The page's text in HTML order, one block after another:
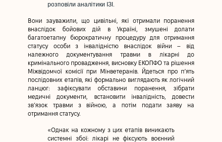
розповіли аналітики ІЗІ.
Вони зауважили, що цивільні, які отримали поранення
внаслідок бойових дій в Україні, змушені долати
багатоетапну бюрократичну процедуру для отримання
статусу особи з інвалідністю внаслідок війни – від
належного документування травми в лікарні до
кримінального провадження, висновку ЕКОПФО та рішення
Міжвідомчої комісії при Мінветеранів. Йдеться про п’ять
послідовних етапів, які формально виглядають як логічний
ланцюг: зафіксувати обставини поранення, зібрати
медичні документи, встановити інвалідність, довести
зв’язок травми з війною, а потім подати заяву на
отримання статусу.
«Однак на кожному з цих етапів виникають
системні збої: лікарі не фіксують воєнний